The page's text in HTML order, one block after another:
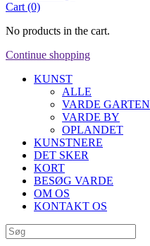
Cart (0)
No products in the cart.
Continue shopping
KUNST
ALLE
VARDE GARTEN
VARDE BY
OPLANDET
KUNSTNERE
DET SKER
KORT
BESØG VARDE
OM OS
KONTAKT OS